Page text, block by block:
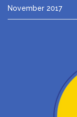
November 2017